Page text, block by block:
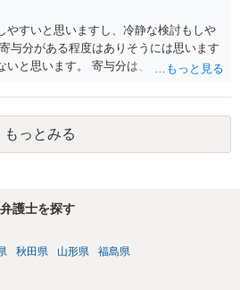
場合があります。
やすいと思いますし、冷静な検討もしや
与分がある程度はありそうには思います
いと思います。 寄与分は、それを外部の
なることはあまりありません。 まずはご
。
もっとみる
護士を探す
秋田県 山形県 福島県